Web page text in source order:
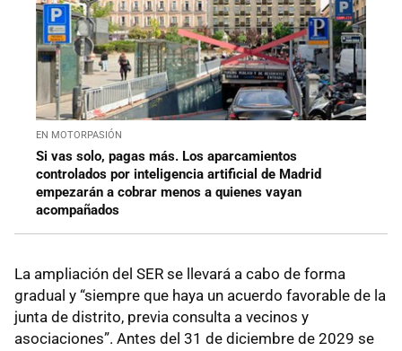
EN MOTORPASIÓN
Si vas solo, pagas más. Los aparcamientos
controlados por inteligencia artificial de Madrid
empezarán a cobrar menos a quienes vayan
acompañados
La ampliación del SER se llevará a cabo de forma
gradual y “siempre que haya un acuerdo favorable de la
junta de distrito, previa consulta a vecinos y
asociaciones”. Antes del 31 de diciembre de 2029 se